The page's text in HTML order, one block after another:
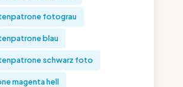
fotograu
blau
schwarz foto
magenta hell